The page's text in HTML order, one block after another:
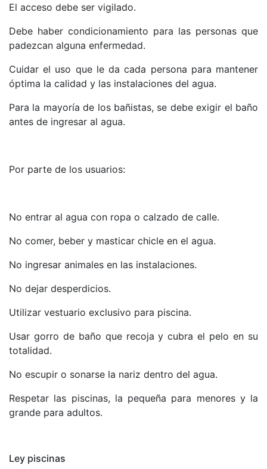
El acceso debe ser vigilado.
Debe haber condicionamiento para las personas que
padezcan alguna enfermedad.
Cuidar el uso que le da cada persona para mantener
óptima la calidad y las instalaciones del agua.
Para la mayoría de los bañistas, se debe exigir el baño
antes de ingresar al agua.
Por parte de los usuarios:
No entrar al agua con ropa o calzado de calle.
No comer, beber y masticar chicle en el agua.
No ingresar animales en las instalaciones.
No dejar desperdicios.
Utilizar vestuario exclusivo para piscina.
Usar gorro de baño que recoja y cubra el pelo en su
totalidad.
No escupir o sonarse la nariz dentro del agua.
Respetar las piscinas, la pequeña para menores y la
grande para adultos.
Ley piscinas